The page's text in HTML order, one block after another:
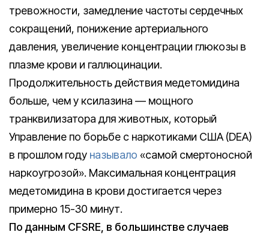
тревожности, замедление частоты сердечных
сокращений, понижение артериального
давления, увеличение концентрации глюкозы в
плазме крови и галлюцинации.
Продолжительность действия медетомидина
больше, чем у ксилазина — мощного
транквилизатора для животных, который
Управление по борьбе с наркотиками США (DEA)
в прошлом году называло «самой смертоносной
наркоугрозой». Максимальная концентрация
медетомидина в крови достигается через
примерно 15-30 минут.
По данным CFSRE, в большинстве случаев